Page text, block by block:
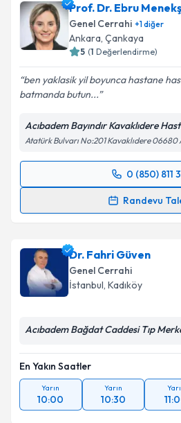
Prof. Dr. Ebru
Genel Cerrahi +1diğer
Ankara, Çankaya
5 (1 Değerlendirme)
ben yaklasik yil boyunca hastane
batmanda butun...
Acıbadem Bayındır Kavaklıdere
Atatürk Bulvarı No:201 Kavaklıdere
0 (850) 811
Randevu
Randevu Takvimi Talebi
takvim hazırlandığında e-
E-posta Adresiniz
Kişisel verilerimin
Metni
kapsamda işlenmesini
Dr. Fahri Güven
Genel Cerrahi
İstanbul, Kadıköy
Acıbadem Bağdat Caddesi Tıp
En Yakın Saatler
Yarın
10:00
Yarın
10:30